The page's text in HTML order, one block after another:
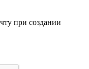
при создании